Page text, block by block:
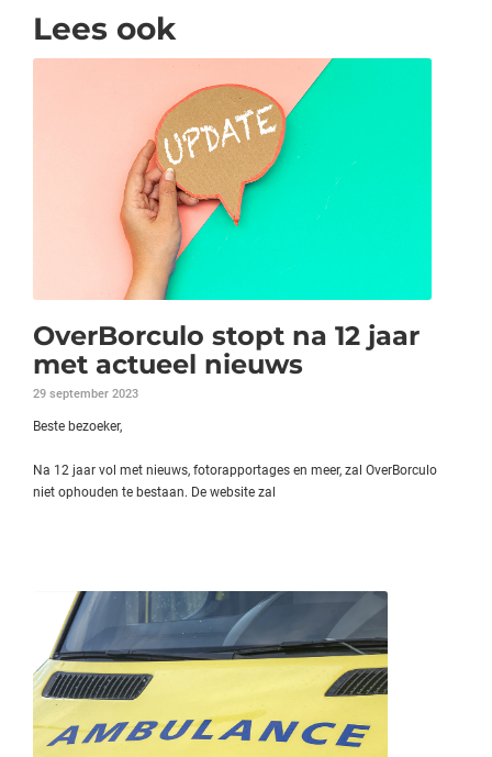
Lees ook
OverBorculo stopt na 12 jaar
met actueel nieuws
29 september 2023
Beste bezoeker,
Na 12 jaar vol met nieuws, fotorapportages en meer, zal OverBorculo
niet ophouden te bestaan. De website zal